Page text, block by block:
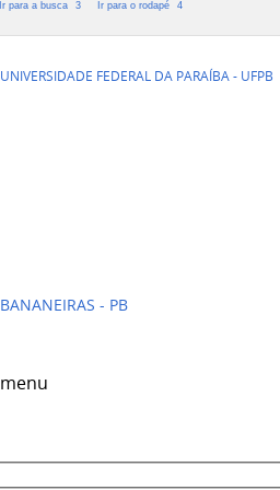
Ir para a busca 3 Ir para o rodapé 4
UNIVERSIDADE FEDERAL DA PARAÍBA - UFPB
CENTRO DE
BANANEIRAS - PB
menu